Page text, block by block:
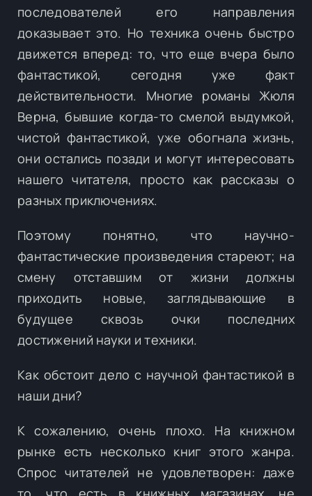
последователей его направления
доказывает это. Но техника очень быстро
движется вперед: то, что еще вчера было
фантастикой, сегодня уже факт
действительности. Многие романы Жюля
Верна, бывшие когда-то смелой выдумкой,
чистой фантастикой, уже обогнала жизнь,
они остались позади и могут интересовать
нашего читателя, просто как рассказы о
разных приключениях.
Поэтому понятно, что научно-
фантастические произведения стареют; на
смену отставшим от жизни должны
приходить новые, заглядывающие в
будущее сквозь очки последних
достижений науки и техники.
Как обстоит дело с научной фантастикой в
наши дни?
К сожалению, очень плохо. На книжном
рынке есть несколько книг этого жанра.
Спрос читателей не удовлетворен: даже